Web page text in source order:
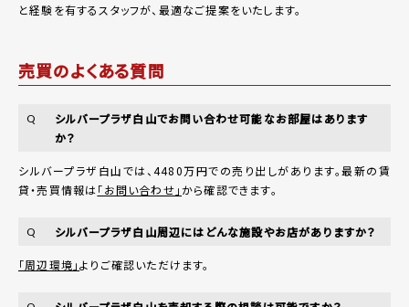
と経験を有するスタッフが、最適なご提案をいたします。
売買のよくある質問
Q
シルバープラザ白山でお問い合わせ可能なお部屋はあります
か？
シルバープラザ白山では、4480万円での売り出しがあります。最新の賃
貸・売買情報は「お問い合わせ」 から確認できます。
Q シルバープラザ白山周辺にはどんな施設やお店がありますか？
「周辺環境」よりご確認いただけます。